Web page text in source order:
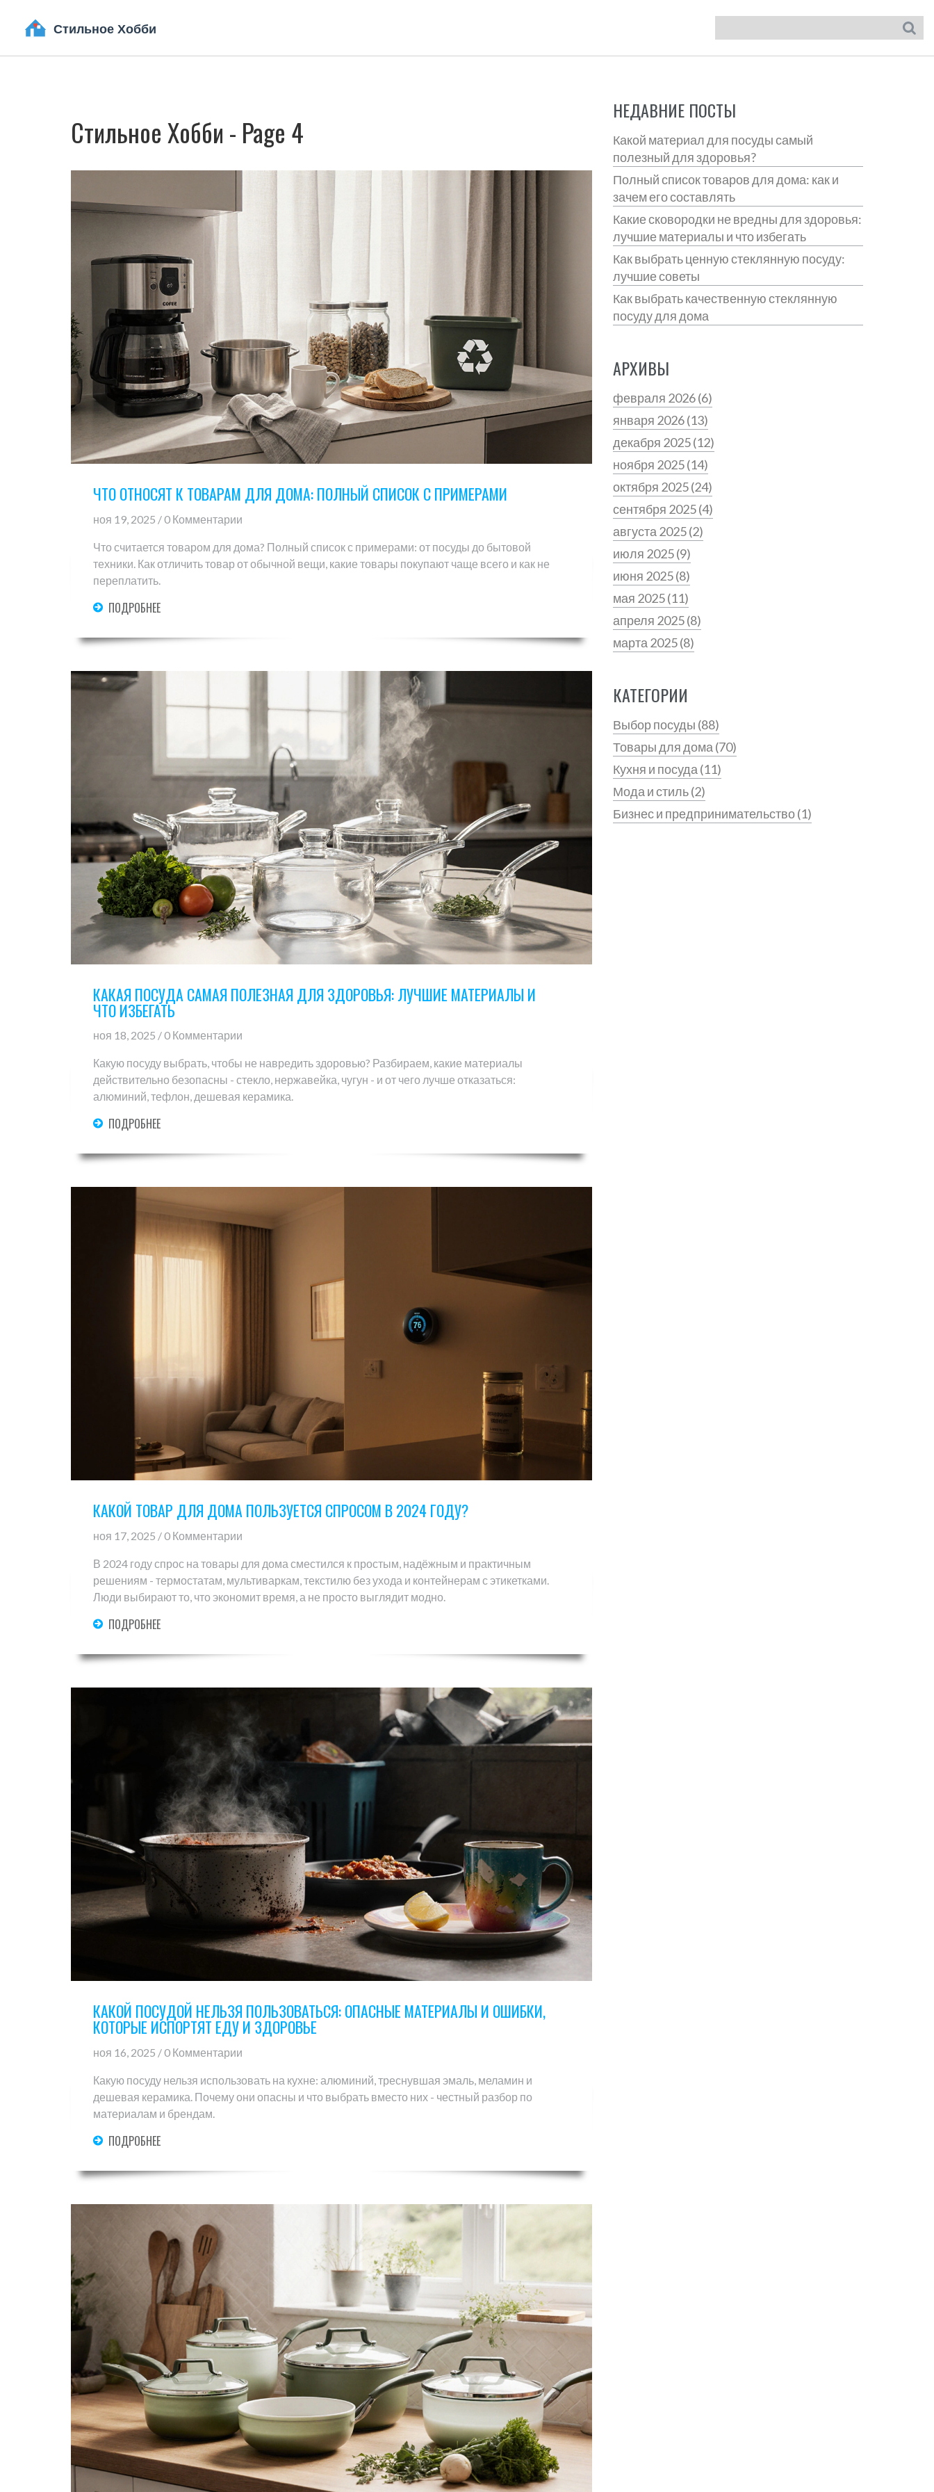
Стильное Хобби - Page 4
ЧТО ОТНОСЯТ К ТОВАРАМ ДЛЯ ДОМА: ПОЛНЫЙ СПИСОК С ПРИМЕРАМИ
ноя 19, 2025 / 0 Комментарии
Что считается товаром для дома? Полный список с примерами: от посуды до бытовой
техники. Как отличить товар от обычной вещи, какие товары покупают чаще всего и как не
переплатить.
ПОДРОБНЕЕ
КАКАЯ ПОСУДА САМАЯ ПОЛЕЗНАЯ ДЛЯ ЗДОРОВЬЯ: ЛУЧШИЕ МАТЕРИАЛЫ И
ЧТО ИЗБЕГАТЬ
ноя 18, 2025 / 0 Комментарии
Какую посуду выбрать, чтобы не навредить здоровью? Разбираем, какие материалы
действительно безопасны - стекло, нержавейка, чугун - и от чего лучше отказаться:
алюминий, тефлон, дешевая керамика.
ПОДРОБНЕЕ
КАКОЙ ТОВАР ДЛЯ ДОМА ПОЛЬЗУЕТСЯ СПРОСОМ В 2024 ГОДУ?
ноя 17, 2025 / 0 Комментарии
В 2024 году спрос на товары для дома сместился к простым, надёжным и практичным
решениям - термостатам, мультиваркам, текстилю без ухода и контейнерам с этикетками.
Люди выбирают то, что экономит время, а не просто выглядит модно.
ПОДРОБНЕЕ
КАКОЙ ПОСУДОЙ НЕЛЬЗЯ ПОЛЬЗОВАТЬСЯ: ОПАСНЫЕ МАТЕРИАЛЫ И ОШИБКИ,
КОТОРЫЕ ИСПОРТЯТ ЕДУ И ЗДОРОВЬЕ
ноя 16, 2025 / 0 Комментарии
Какую посуду нельзя использовать на кухне: алюминий, треснувшая эмаль, меламин и
дешевая керамика. Почему они опасны и что выбрать вместо них - честный разбор по
материалам и брендам.
ПОДРОБНЕЕ
НЕДАВНИЕ ПОСТЫ
Какой материал для посуды самый
полезный для здоровья?
Полный список товаров для дома: как и
зачем его составлять
Какие сковородки не вредны для здоровья:
лучшие материалы и что избегать
Как выбрать ценную стеклянную посуду:
лучшие советы
Как выбрать качественную стеклянную
посуду для дома
АРХИВЫ
февраля 2026(6)
января 2026(13)
декабря 2025(12)
ноября 2025(14)
октября 2025(24)
сентября 2025(4)
августа 2025(2)
июля 2025(9)
июня 2025(8)
мая 2025(11)
апреля 2025(8)
марта 2025(8)
КАТЕГОРИИ
Выбор посуды (88)
Товары для дома (70)
Кухня и посуда (11)
Мода и стиль(2)
Бизнес и предпринимательство(1)